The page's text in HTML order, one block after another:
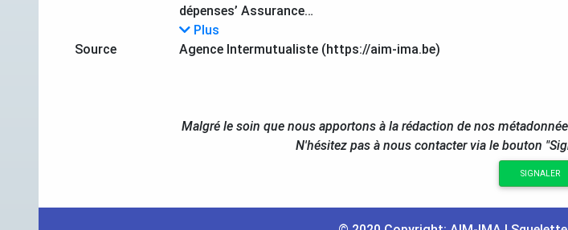
dépenses’ Assurance…
Plus
Source
Agence Intermutualiste (https://aim-ima.be)
Malgré le soin que nous apportons à la rédaction de nos
N'hésitez pas à nous contacter via le bouton
SIGNALER